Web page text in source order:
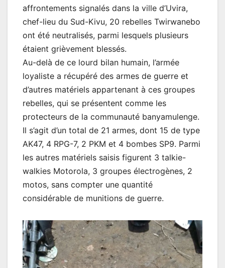
affrontements signalés dans la ville d’Uvira,
chef-lieu du Sud-Kivu, 20 rebelles Twirwanebo
ont été neutralisés, parmi lesquels plusieurs
étaient grièvement blessés.
Au-delà de ce lourd bilan humain, l’armée
loyaliste a récupéré des armes de guerre et
d’autres matériels appartenant à ces groupes
rebelles, qui se présentent comme les
protecteurs de la communauté banyamulenge.
Il s’agit d’un total de 21 armes, dont 15 de type
AK47, 4 RPG-7, 2 PKM et 4 bombes SP9. Parmi
les autres matériels saisis figurent 3 talkie-
walkies Motorola, 3 groupes électrogènes, 2
motos, sans compter une quantité
considérable de munitions de guerre.